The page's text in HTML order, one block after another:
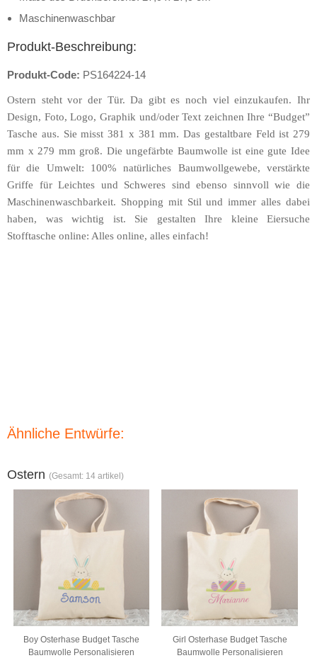
Maschinenwaschbar
Produkt-Beschreibung:
Produkt-Code: PS164224-14
Ostern steht vor der Tür. Da gibt es noch viel einzukaufen. Ihr
Design, Foto, Logo, Graphik und/oder Text zeichnen Ihre “Budget”
Tasche aus. Sie misst 381 x 381 mm. Das gestaltbare Feld ist 279
mm x 279 mm groß. Die ungefärbte Baumwolle ist eine gute Idee
für die Umwelt: 100% natürliches Baumwollgewebe, verstärkte
Griffe für Leichtes und Schweres sind ebenso sinnvoll wie die
Maschinenwaschbarkeit. Shopping mit Stil und immer alles dabei
haben, was wichtig ist. Sie gestalten Ihre kleine Eiersuche
Stofftasche online: Alles online, alles einfach!
Ähnliche Entwürfe:
Ostern (Gesamt: 14 artikel)
Boy Osterhase Budget Tasche
Baumwolle Personalisieren
Girl Osterhase Budget Tasche
Baumwolle Personalisieren